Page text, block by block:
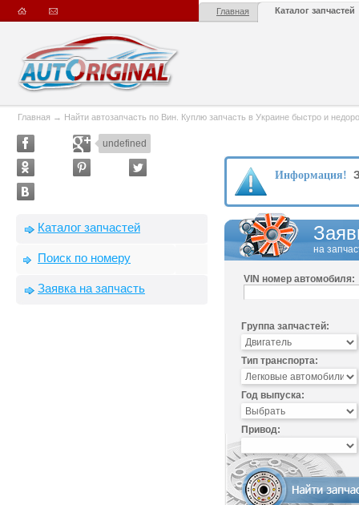
Главная Каталог запчастей
Главная → Найти автозапчасть по Вин. Куплю запчасть в Украине быстро и
undefined
Каталог запчастей
Поиск по номеру
Заявка на запчасть
Информация!
на
VIN номер автомобиля:
Группа запчастей:
Тип транспорта:
Год выпуска:
Привод: